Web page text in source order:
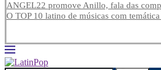
ANGEL22 promove Anillo, fala das
O TOP 10 latino de músicas com